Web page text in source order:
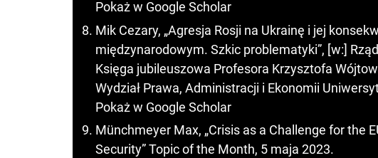
Pokaż w Google Scholar
Mik Cezary, „Agresja Rosji na Ukrainę i jej
międzynarodowym. Szkic problematyki”, [w:]
Księga jubileuszowa Profesora Krzysztofa
Wydział Prawa, Administracji i Ekonomii
Pokaż w Google Scholar
Münchmeyer Max, „Crisis as a Challenge for the
Security” Topic of the Month, 5 maja 2023.